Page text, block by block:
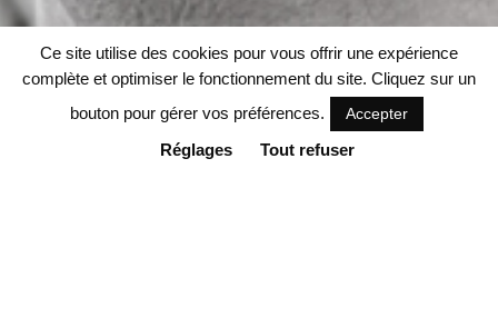
Ce site utilise des cookies pour vous offrir une expérience
complète et optimiser le fonctionnement du site. Cliquez sur un
bouton pour gérer vos préférences.
Accepter
Réglages Tout refuser